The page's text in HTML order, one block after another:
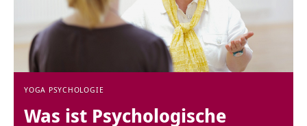
YOGA PSYCHOLOGIE
Was ist Psychologische